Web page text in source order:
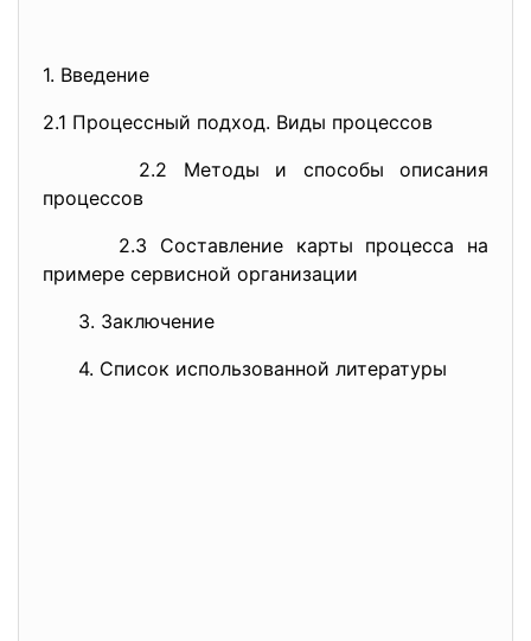
1. Введение
2.1 Процессный подход. Виды процессов
2.2 Методы и способы описания
процессов
2.3 Составление карты процесса на
примере сервисной организации
3. Заключение
4. Список использованной литературы